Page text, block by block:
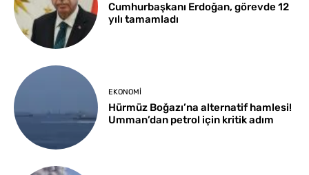
Cumhurbaşkanı Erdoğan, görevde 12
yılı tamamladı
EKONOMI
Hürmüz Boğazı’na alternatif hamlesi!
Umman’dan petrol için kritik adım